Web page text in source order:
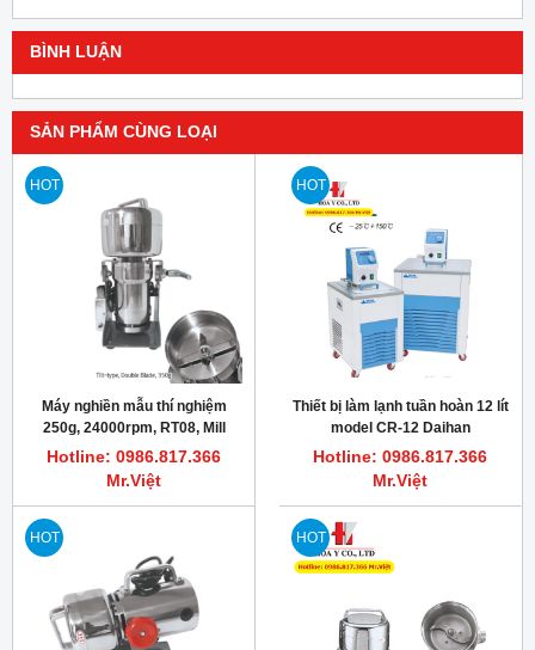
BÌNH LUẬN
SẢN PHẨM CÙNG LOẠI
HOT
Máy nghiền mẫu thí nghiệm
250g, 24000rpm, RT08, Mill
Powder Tech
Hotline: 0986.817.366
Mr.Việt
HOT
Thiết bị làm lạnh tuần hoàn 12 lít
model CR-12 Daihan
Hotline: 0986.817.366
Mr.Việt
HOT HOT